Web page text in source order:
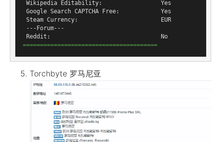
Wikipedia Editability:                 Yes
Google Search CAPTCHA Free:            Yes
Steam Currency:                        EUR
---Forum---
Reddit:                                No
=======================================
Torchbyte 罗马尼亚